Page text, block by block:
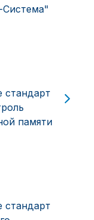
стандарт
памяти
стандарт